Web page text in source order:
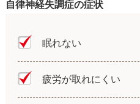
自律神経失調症の症状
眠れない
疲労が取れにくい